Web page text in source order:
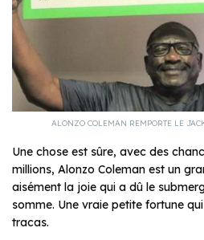
ALONZO COLEMAN REMPORTE LE
Une chose est sûre, avec des
millions, Alonzo Coleman est un
aisément la joie qui a dû le
somme. Une vraie petite fortune
tracas.